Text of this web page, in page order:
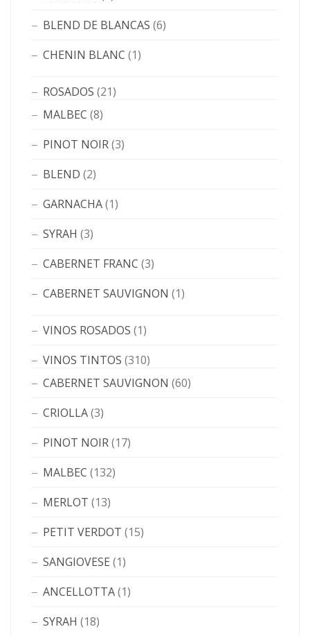
BLEND DE BLANCAS (6)
CHENIN BLANC (1)
ROSADOS (21)
MALBEC (8)
PINOT NOIR(3)
BLEND (2)
GARNACHA(1)
SYRAH (3)
CABERNET FRANC (3)
CABERNET SAUVIGNON (1)
VINOS ROSADOS (1)
VINOS TINTOS (310)
CABERNET SAUVIGNON (60)
CRIOLLA(3)
PINOT NOIR(17)
MALBEC (132)
MERLOT (13)
PETIT VERDOT (15)
SANGIOVESE (1)
ANCELLOTTA(1)
SYRAH (18)